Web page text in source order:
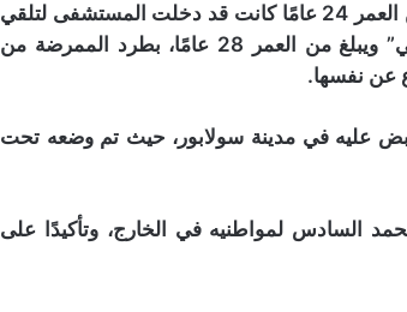
أما عن تفاصيل الحادث، فتشير التقارير إلى أن الضحية البالغة من العمر 24 عامًا كانت قد دخلت المستشفى لتلقي
العلاج، قبل أن يتعرض لها الطبيب، الذي يُدعى “فروشاب دوشي” ويبلغ من العمر 28 عامًا، بطرد الممرضة من
عن نفسها.
عليه في مدينة سولابور، حيث تم وضعه تحت
السادس لمواطنيه في الخارج، وتأكيدًا على